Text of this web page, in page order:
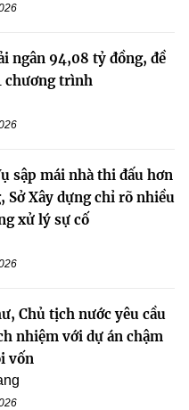
ngân 94,08 tỷ đồng, đề
chương trình
sập mái nhà thi đấu hơn
Sở Xây dựng chỉ rõ nhiều
xử lý sự cố
Chủ tịch nước yêu cầu
nhiệm với dự án chậm
vốn